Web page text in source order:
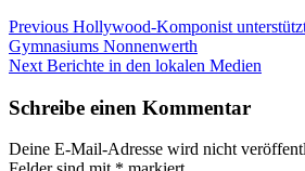
Beitragsnavigation
Previous Previous
post:
Hollywood-Komponist
Gymnasiums Nonnenwerth
Next Next
Berichte in den lokalen Medien
Schreibe einen Kommentar
Deine E-Mail-Adresse wird nicht